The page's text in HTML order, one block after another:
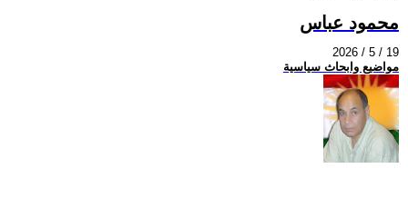
محمود عباس
2026 / 5 / 19
مواضيع وابحاث سياسية